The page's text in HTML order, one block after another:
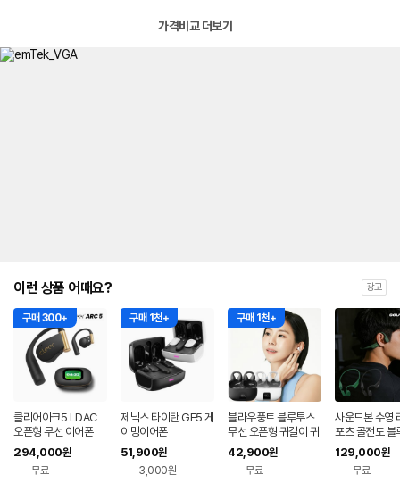
가격비교 더보기
이런 상품 어때요? 광고
구매 300+
클리어아크5 LDAC
오픈형 무선 이어폰
294,000원
무료
구매 1천+
제닉스 타이탄 GE5 게
이밍이어폰
51,900원
3,000원
구매 1천+
블라우풍트 블루투스
무선 오픈형 귀걸이 귀
찌형 이어폰 귀걸이형
이어클립 러닝 귀찌이
어폰
42,900원
무료
사운드본 수영
포츠 골전도 블
오픈형 무선 이
S01 런소닉
129,000원
무료